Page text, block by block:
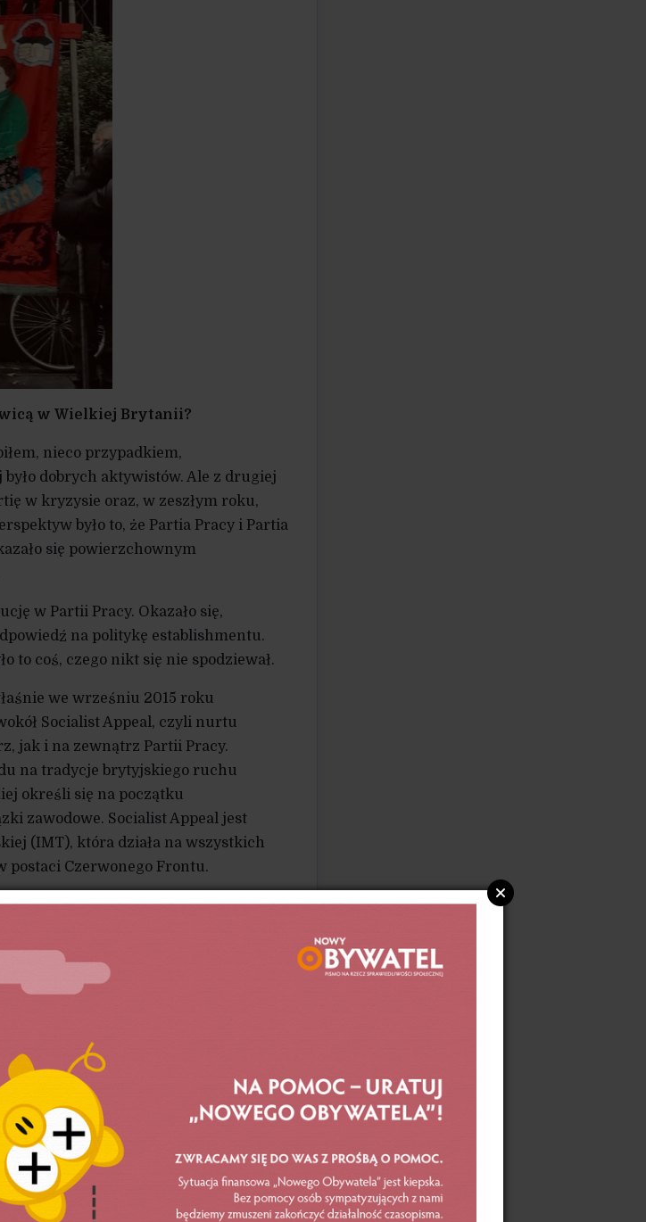
w Wielkiej Brytanii?
nieco przypadkiem,
dobrych aktywistów. Ale z drugiej
w kryzysie oraz, w zeszłym roku,
było to, że Partia Pracy i Partia
się powierzchownym
w Partii Pracy. Okazało się,
na politykę establishmentu.
to coś, czego nikt się nie spodziewał.
we wrześniu 2015 roku
Socialist Appeal, czyli nurtu
jak i na zewnątrz Partii Pracy.
na tradycje brytyjskiego ruchu
określi się na początku
zawodowe. Socialist Appeal jest
(IMT), która działa na wszystkich
postaci Czerwonego Frontu.
zawodowego dla pracowników
w zasadzie pozbawieni
coraz mocniej przekonuję się
formowanie się takich
tego sektora?
lata. Sektor ten był ofiarą najgorszych
się od ruchu inspirowanego przez falę
wywalczyli min. płacę
stanach.
przypadków. W strajku brało udział